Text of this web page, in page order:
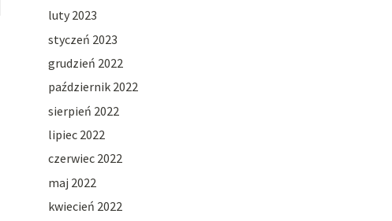
luty 2023
styczeń 2023
grudzień 2022
październik 2022
sierpień 2022
lipiec 2022
czerwiec 2022
maj 2022
kwiecień 2022